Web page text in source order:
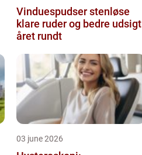
Vinduespudser stenløse
klare ruder og bedre udsigt
året rundt
03 june 2026